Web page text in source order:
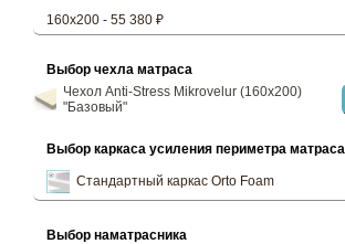
160х200 - 55 380 ₽
Выбор чехла матраса
Чехол Anti-Stress Mikrovelur (160х200)
"Базовый"
Выбор каркаса усиления периметра матраса
Стандартный каркас Orto Foam
Выбор наматрасника